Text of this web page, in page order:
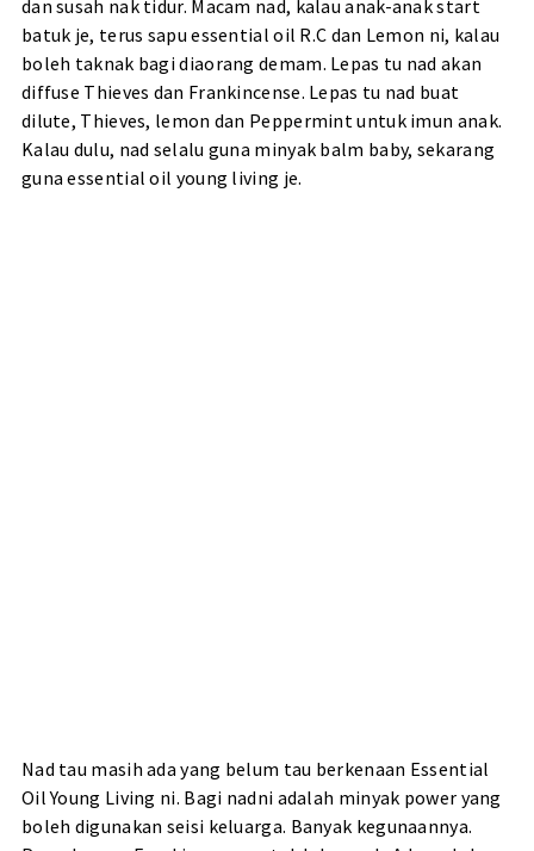
dan susah nak tidur. Macam nad, kalau anak-anak start
batuk je, terus sapu essential oil R.C dan Lemon ni, kalau
boleh taknak bagi diaorang demam. Lepas tu nad akan
diffuse Thieves dan Frankincense. Lepas tu nad buat
dilute, Thieves, lemon dan Peppermint untuk imun anak.
Kalau dulu, nad selalu guna minyak balm baby, sekarang
guna essential oil young living je.
Nad tau masih ada yang belum tau berkenaan Essential
Oil Young Living ni. Bagi nadni adalah minyak power yang
boleh digunakan seisi keluarga. Banyak kegunaannya.